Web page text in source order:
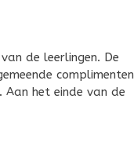
de leerlingen. De
complimenten
Aan het einde van de